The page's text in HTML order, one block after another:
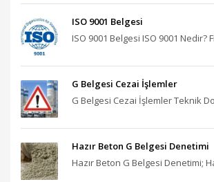
ISO 9001 Belgesi
ISO 9001 Belgesi ISO 9001 Nedir?
G Belgesi Cezai İşlemler
G Belgesi Cezai İşlemler Teknik
Hazır Beton G Belgesi Denetimi
Hazır Beton G Belgesi Denetimi;